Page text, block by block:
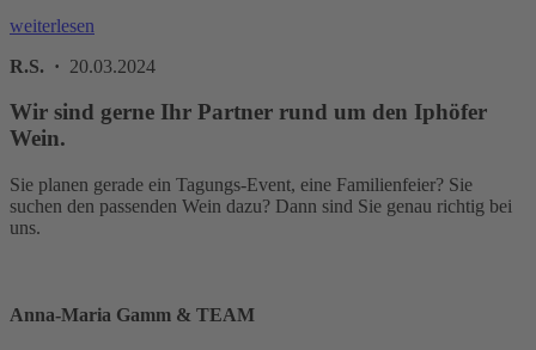
weiterlesen
R.S. · 20.03.2024
Wir sind gerne Ihr Partner rund um den Iphöfer
Wein.
Sie planen gerade ein Tagungs-Event, eine Familienfeier? Sie
suchen den passenden Wein dazu? Dann sind Sie genau richtig bei
uns.
Anna-Maria Gamm & TEAM